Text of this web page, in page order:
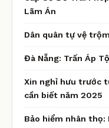
Lãm Án
Dân quân tự vệ
Đà Nẵng: Trấn Áp
Xin nghỉ hưu trước
cần biết năm 2025
Bảo hiểm nhân